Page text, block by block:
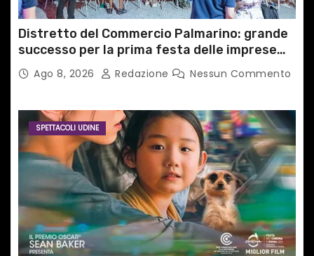
Distretto del Commercio Palmarino: grande
successo per la prima festa delle imprese
del territorio
Ago 8, 2026 Redazione Nessun Commento
SPETTACOLI UDINE